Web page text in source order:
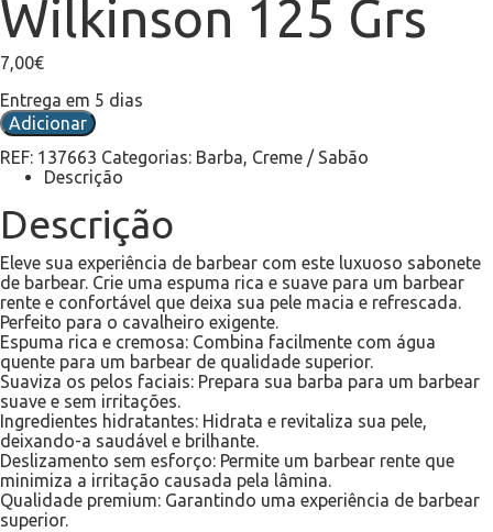
Wilkinson 125 Grs
7,00€
Entrega em 5 dias
Adicionar
REF: 137663 Categorias: Barba, Creme / Sabão
Descrição
Descrição
Eleve sua experiência de barbear com este luxuoso sabonete
de barbear. Crie uma espuma rica e suave para um barbear
rente e confortável que deixa sua pele macia e refrescada.
Perfeito para o cavalheiro exigente.
Espuma rica e cremosa: Combina facilmente com água
quente para um barbear de qualidade superior.
Suaviza os pelos faciais: Prepara sua barba para um barbear
suave e sem irritações.
Ingredientes hidratantes: Hidrata e revitaliza sua pele,
deixando-a saudável e brilhante.
Deslizamento sem esforço: Permite um barbear rente que
minimiza a irritação causada pela lâmina.
Qualidade premium: Garantindo uma experiência de barbear
superior.